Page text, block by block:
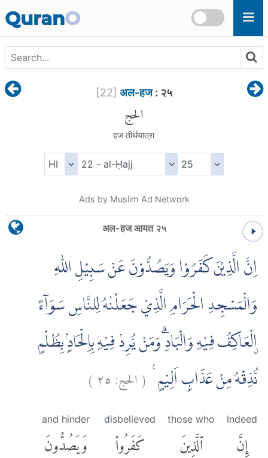
QuranO
[22] अल-हज: २५
الحج
हज तीर्थयात्रा
Ads by Muslim Ad Network
अल-हज आयत २५
اِنَّ الَّذِيْنَ كَفَرُوْا وَيَصُدُّوْنَ عَنْ سَبِيْلِ اللّٰهِ
وَالْمَسْجِدِ الْحَرَامِ الَّذِيْ جَعَلْنٰهُ لِلنَّاسِ سَوَاۤءً
ۨالْعَاكِفُ فِيْهِ وَالْبَادِۗ وَمَنْ يُّرِدْ فِيْهِ بِاِلْحَادٍۢ بِظُلْمٍ
نُّذِقْهُ مِنْ عَذَابٍ اَلِيْمٍ ࣖ (الحج:٢٥)
Indeed
إِنَّ
those who
ٱلَّذِينَ
disbelieved
كَفَرُوا۟
and hinder
وَيَصُدُّونَ